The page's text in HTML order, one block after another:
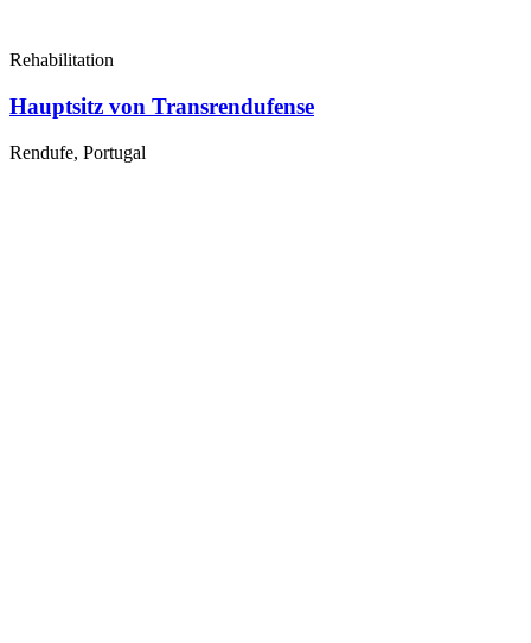
Rehabilitation
Hauptsitz von Transrendufense
Rendufe, Portugal